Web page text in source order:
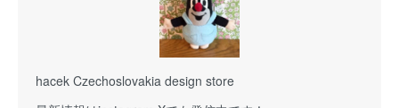
hacek Czechoslovakia design store